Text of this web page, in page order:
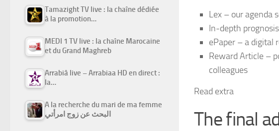
Lex – our agenda
In-depth
ePaper – a digital
Reward Article –
colleagues
Read extra
The final
Tamazight TV live : la chaîne dédiée
à la promotion…
MEDI 1 TV live : la chaîne Marocaine
et du Grand Maghreb
Arrabiâ live – Arrabiaa HD en direct :
la…
A la recherche du mari de ma femme
البحث عن زوج امرأتي